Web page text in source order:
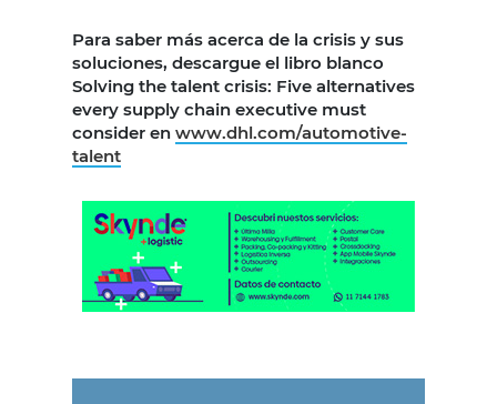
Para saber más acerca de la crisis y sus
soluciones, descargue el libro blanco
Solving the talent crisis: Five alternatives
every supply chain executive must
consider en www.dhl.com/automotive-
talent